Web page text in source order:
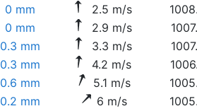
0 mm 2.5 m/s
0 mm 2.9 m/s
0.3 mm 3.3 m/s
0.3 mm 4.2 m/s
0.6 mm 5.1 m/s
0.2 mm 6 m/s